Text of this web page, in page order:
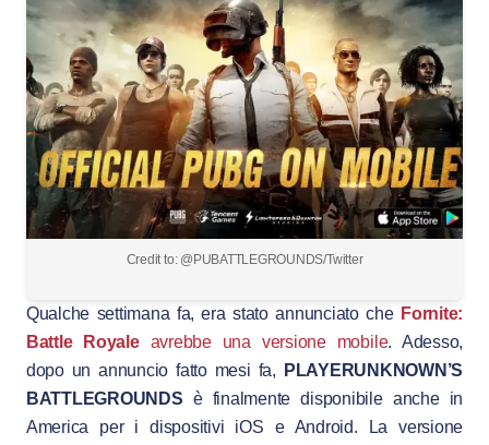
Credit to: @PUBATTLEGROUNDS/Twitter
Qualche settimana fa, era stato annunciato che Fornite:
Battle Royaleavrebbe una versione mobile. Adesso,
dopo un annuncio fatto mesi fa,
PLAYERUNKNOWN’S
BATTLEGROUNDS è finalmente disponibile anche in
America per i dispositivi iOS e Android. La versione